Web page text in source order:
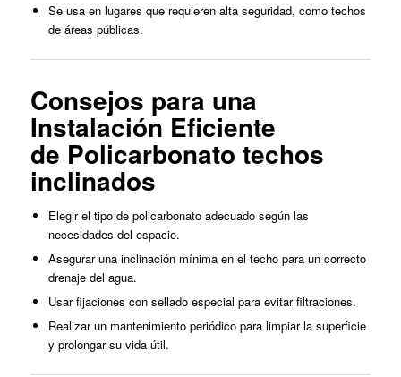
Se usa en lugares que requieren alta seguridad, como techos
de áreas públicas.
Consejos para una
Instalación Eficiente
de Policarbonato techos
inclinados
Elegir el tipo de policarbonato adecuado según las
necesidades del espacio.
Asegurar una inclinación mínima en el techo para un correcto
drenaje del agua.
Usar fijaciones con sellado especial para evitar filtraciones.
Realizar un mantenimiento periódico para limpiar la superficie
y prolongar su vida útil.